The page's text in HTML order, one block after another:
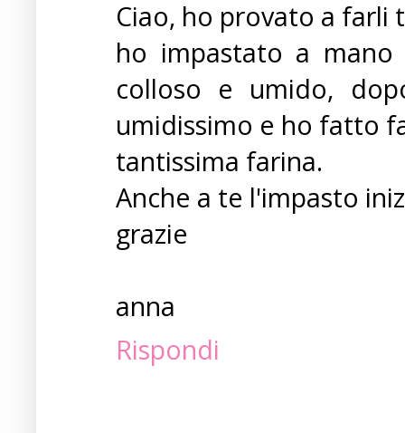
Ciao, ho provato a farli
ho impastato a
colloso e umido,
umidissimo e ho fatto
tantissima farina.
Anche a te l'impasto
grazie
anna
Rispondi